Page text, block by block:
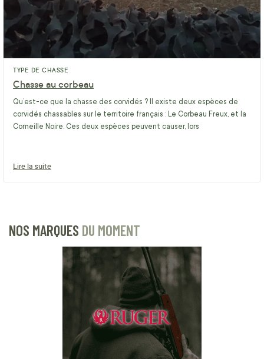
TYPE DE CHASSE
Chasse au corbeau
Qu’est-ce que la chasse des corvidés ? Il existe deux espèces de
corvidés chassables sur le territoire français : Le Corbeau Freux, et la
Corneille Noire. Ces deux espèces peuvent causer, lors
Lire la suite
NOS MARQUES DU MOMENT